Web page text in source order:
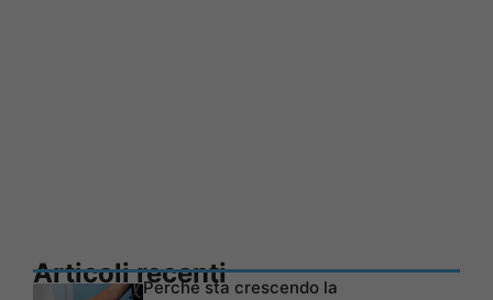
Articoli recentiPerché sta crescendo la